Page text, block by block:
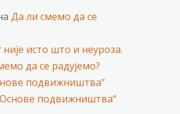
Да ли смемо да се
исто што и неуроза.
да се радујемо?
подвижништва“
подвижништва“